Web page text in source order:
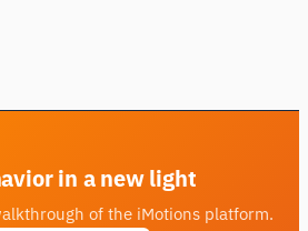
in a new light
of the iMotions platform.